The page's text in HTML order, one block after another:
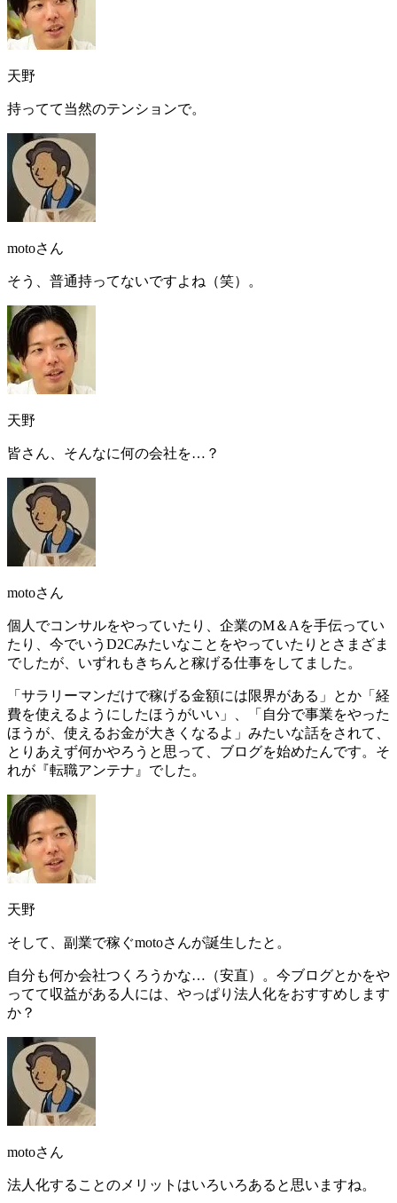
天野
持ってて当然のテンションで。
motoさん
そう、普通持ってないですよね（笑）。
天野
皆さん、そんなに何の会社を…？
motoさん
個人でコンサルをやっていたり、企業のM＆Aを手伝ってい
たり、今でいうD2Cみたいなことをやっていたりとさまざま
でしたが、いずれもきちんと稼げる仕事をしてました。
「サラリーマンだけで稼げる金額には限界がある」とか「経
費を使えるようにしたほうがいい」、「自分で事業をやった
ほうが、使えるお金が大きくなるよ」みたいな話をされて、
とりあえず何かやろうと思って、ブログを始めた んです。 そ
れが『転職アンテナ』でした 。
天野
そして、副業で稼ぐmotoさんが誕生したと。
自分も何か会社つくろうかな…（安直）
。今ブログとかをや
ってて収益がある人には、やっぱり法人化をおすすめします
か？
motoさん
法人化することのメリットはいろいろあると思いますね。